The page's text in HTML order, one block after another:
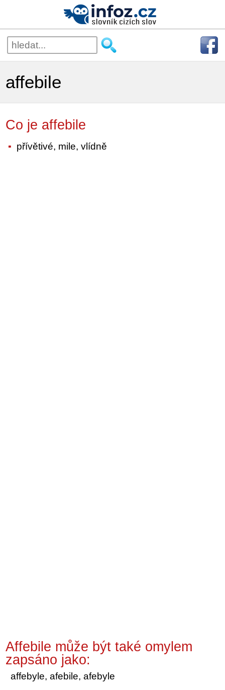
affebile
Co je affebile
přívětivé, mile, vlídně
Affebile může být také omylem
zapsáno jako:
affebyle, afebile, afebyle